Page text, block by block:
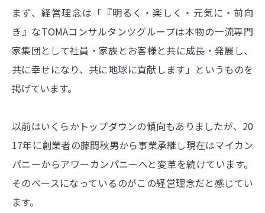
まず、経営理念は「『明るく・楽しく・元気に・前向
き』なTOMAコンサルタンツグループは本物の一流専門
家集団として社員・家族とお客様と共に成長・発展し、
共に幸せになり、共に地球に貢献します」というものを
掲げています。
以前はいくらかトップダウンの傾向もありましたが、20
17年に創業者の藤間秋男から事業承継し現在はマイカン
パニーからアワーカンパニーへと変革を続けています。
そのベースになっているのがこの経営理念だと感じてい
ます。